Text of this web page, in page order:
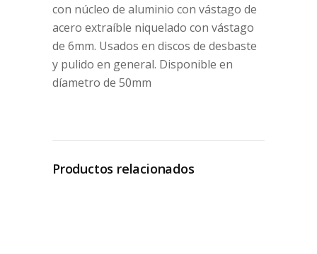
con núcleo de aluminio con vástago de
acero extraíble niquelado con vástago
de 6mm. Usados en discos de desbaste
y pulido en general. Disponible en
díametro de 50mm
Productos relacionados